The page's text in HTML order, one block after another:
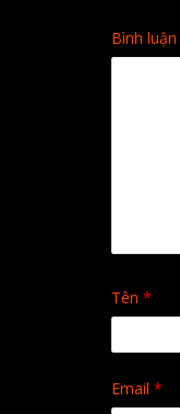
Bình luận
Tên *
Email *